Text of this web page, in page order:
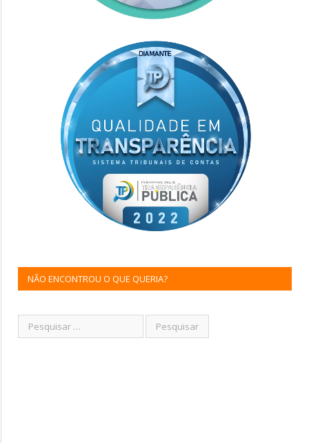
NÃO ENCONTROU O QUE QUERIA?